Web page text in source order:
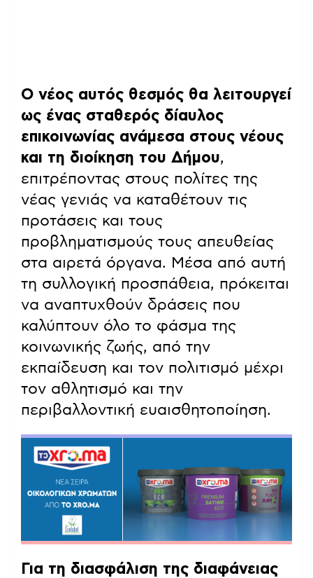
Ο νέος αυτός θεσμός θα λειτουργεί
ως ένας σταθερός δίαυλος
επικοινωνίας ανάμεσα στους νέους
και τη διοίκηση του Δήμου,
επιτρέποντας στους πολίτες της
νέας γενιάς να καταθέτουν τις
προτάσεις και τους
προβληματισμούς τους απευθείας
στα αιρετά όργανα. Μέσα από αυτή
τη συλλογική προσπάθεια, πρόκειται
να αναπτυχθούν δράσεις που
καλύπτουν όλο το φάσμα της
κοινωνικής ζωής, από την
εκπαίδευση και τον πολιτισμό μέχρι
τον αθλητισμό και την
περιβαλλοντική ευαισθητοποίηση.
Για τη διασφάλιση της διαφάνειας